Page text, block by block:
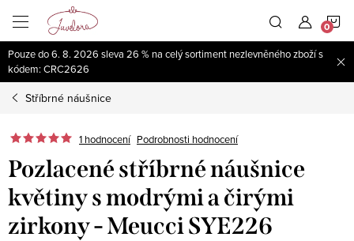
obsah
Pouze do 6. 8. 2026 sleva 26 % na celý sortiment nezlevněného zboží s
kódem: CRC2626
Stříbrné náušnice
1 hodnocení Podrobnosti hodnocení
Pozlacené stříbrné náušnice
květiny s modrými a čirými
zirkony - Meucci SYE226